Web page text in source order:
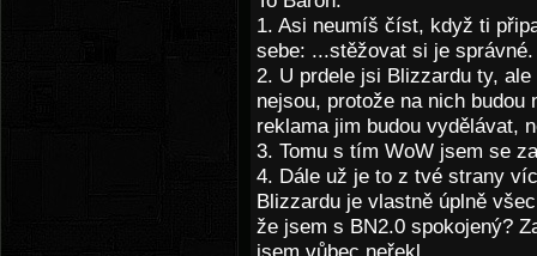
1. Asi neumíš číst, když ti
sebe: ...stěžovat si je správné.
2. U prdele jsi Blizzardu ty,
nejsou, protože na nich
reklama jim budou vydělávat,
3. Tomu s tím WoW jsem se
4. Dále už je to z tvé strany
Blizzardu je vlastně úplně
že jsem s BN2.0 spokojený?